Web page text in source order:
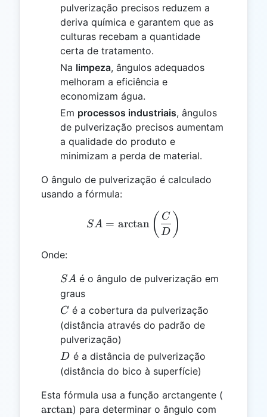
pulverização precisos reduzem a
deriva química e garantem que as
culturas recebam a quantidade
certa de tratamento.
Na limpeza, ângulos adequados
melhoram a eficiência e
economizam água.
Em processos industriais, ângulos
de pulverização precisos aumentam
a qualidade do produto e
minimizam a perda de material.
O ângulo de pulverização é calculado
usando a fórmula:
SA =
SA = arctan ( D
C )
Onde:
SA
SA é o ângulo de pulverização em
graus
C
C é a cobertura da pulverização
(distância através do padrão de
pulverização)
D
D é a distância de pulverização
(distância do bico à superfície)
Esta fórmula usa a função arctangente (
arctan) para determinar o ângulo com